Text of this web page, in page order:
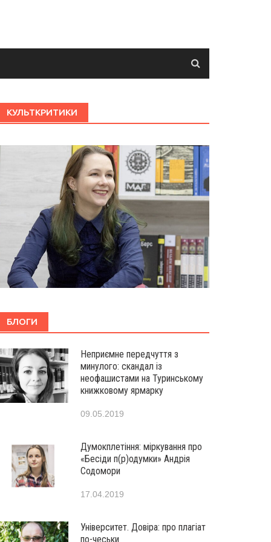
КУЛЬТКРИТИКИ
БЛОГИ
Неприємне передчуття з
минулого: скандал із
неофашистами на Туринському
книжковому ярмарку
09.05.2019
Думокплетіння: міркування про
«Бесіди п(р)одумки» Андрія
Содомори
17.04.2019
Університет. Довіра: про плагіат
по-чеськи